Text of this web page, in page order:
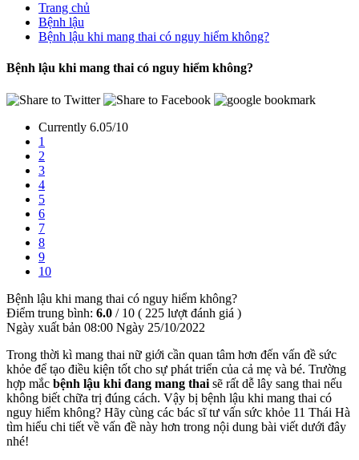
Trang chủ
Bệnh lậu
Bệnh lậu khi mang thai có nguy hiểm không?
Bệnh lậu khi mang thai có nguy hiểm không?
Currently 6.05/10
1
2
3
4
5
6
7
8
9
10
Bệnh lậu khi mang thai có nguy hiểm không?
Điểm trung bình: 6.0 / 10 ( 225 lượt đánh giá )
Ngày xuất bản 08:00 Ngày 25/10/2022
Trong thời kì mang thai nữ giới cần quan tâm hơn đến vấn đề sức
khỏe để tạo điều kiện tốt cho sự phát triển của cả mẹ và bé. Trường
hợp mắc bệnh lậu khi đang mang thai sẽ rất dễ lây sang thai nếu
không biết chữa trị đúng cách. Vậy bị bệnh lậu khi mang thai có
nguy hiểm không? Hãy cùng các bác sĩ tư vấn sức khỏe 11 Thái Hà
tìm hiểu chi tiết về vấn đề này hơn trong nội dung bài viết dưới đây
nhé!